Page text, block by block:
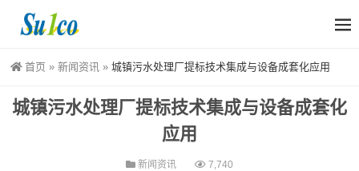
首页 » 新闻资讯 » 城镇污水处理厂提标技术集成与设备成套化应用
城镇污水处理厂提标技术集成与设备成套化
应用
新闻资讯 7,740